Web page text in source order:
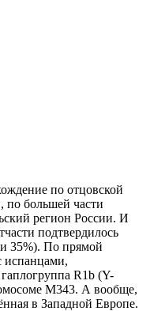
по отцовской
по большей части
регион России. И
подтвердилось
35%). По прямой
испанцами,
R1b (Y-
М343. А вообще,
в Западной Европе.